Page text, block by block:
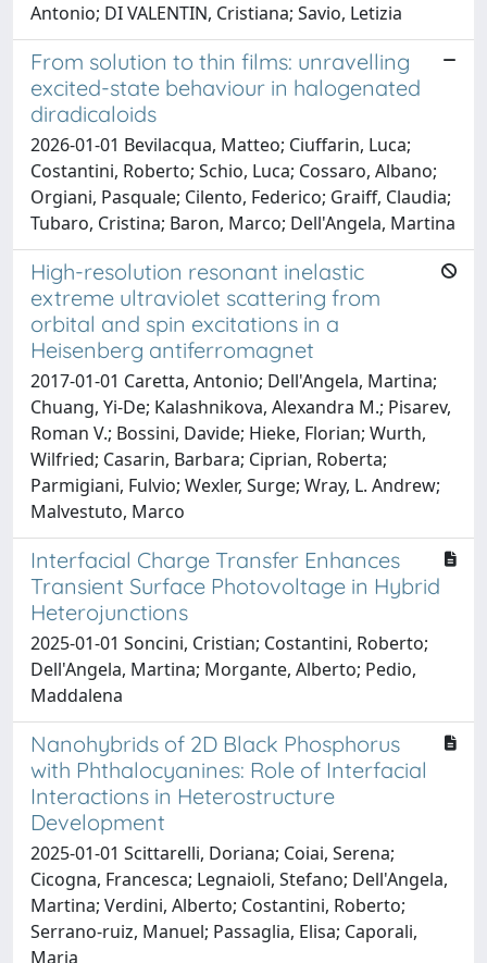
Antonio; DI VALENTIN, Cristiana; Savio, Letizia
From solution to thin films: unravelling
excited-state behaviour in halogenated
diradicaloids
2026-01-01 Bevilacqua, Matteo; Ciuffarin, Luca;
Costantini, Roberto; Schio, Luca; Cossaro, Albano;
Orgiani, Pasquale; Cilento, Federico; Graiff, Claudia;
Tubaro, Cristina; Baron, Marco; Dell'Angela, Martina
High-resolution resonant inelastic
extreme ultraviolet scattering from
orbital and spin excitations in a
Heisenberg antiferromagnet
2017-01-01 Caretta, Antonio; Dell'Angela, Martina;
Chuang, Yi-De; Kalashnikova, Alexandra M.; Pisarev,
Roman V.; Bossini, Davide; Hieke, Florian; Wurth,
Wilfried; Casarin, Barbara; Ciprian, Roberta;
Parmigiani, Fulvio; Wexler, Surge; Wray, L. Andrew;
Malvestuto, Marco
Interfacial Charge Transfer Enhances
Transient Surface Photovoltage in Hybrid
Heterojunctions
2025-01-01 Soncini, Cristian; Costantini, Roberto;
Dell'Angela, Martina; Morgante, Alberto; Pedio,
Maddalena
Nanohybrids of 2D Black Phosphorus
with Phthalocyanines: Role of Interfacial
Interactions in Heterostructure
Development
2025-01-01 Scittarelli, Doriana; Coiai, Serena;
Cicogna, Francesca; Legnaioli, Stefano; Dell'Angela,
Martina; Verdini, Alberto; Costantini, Roberto;
Serrano‐ruiz, Manuel; Passaglia, Elisa; Caporali,
Maria